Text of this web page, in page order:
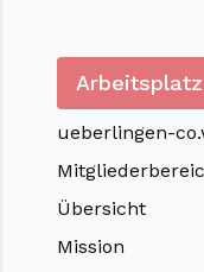
ueberlingen-
Übersicht
Mission